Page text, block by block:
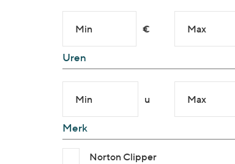
Min € Max
Uren
Min u Max
Merk
Norton Clipper